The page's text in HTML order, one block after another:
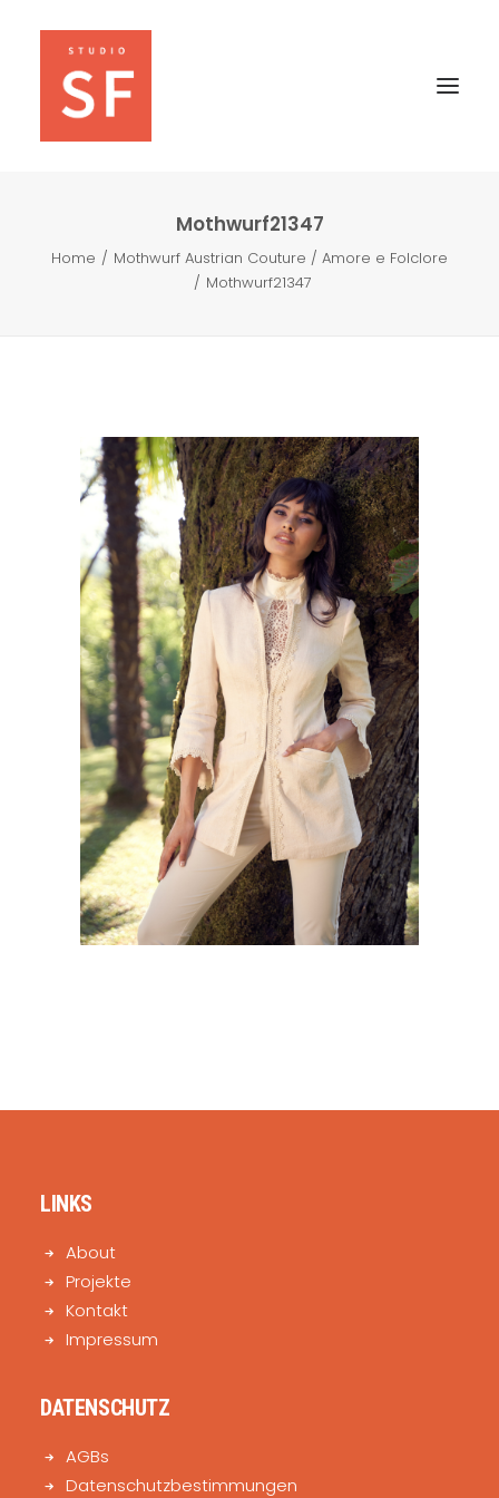
SEARCH
Mothwurf21347
Home
Mothwurf Austrian Couture / Amore e Folclore
Mothwurf21347
LINKS
About
Projekte
Kontakt
Impressum
DATENSCHUTZ
AGBs
Datenschutzbestimmungen